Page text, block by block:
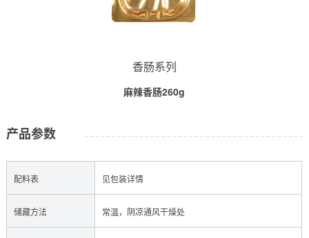
香肠系列
麻辣香肠260g
产品参数
配料表 见包装详情
储藏方法 常温，阴凉通风干燥处